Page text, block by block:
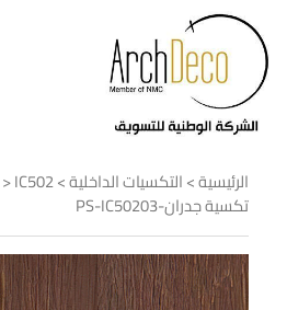
الرئيسية>التكسيات الداخلية>
>IC502
تكسية جدران-PS-IC50203